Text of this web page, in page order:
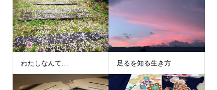
わたしなんて… 足るを知る生き方